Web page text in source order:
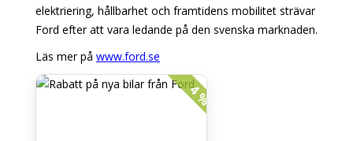
elektrifiering, hållbarhet och framtidens mobilitet strävar
Ford efter att vara ledande på den svenska marknaden.
Läs mer på www.ford.se
4 %